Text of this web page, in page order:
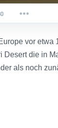
vor etwa
die in
als noch